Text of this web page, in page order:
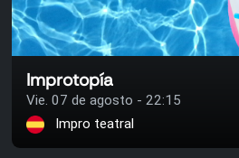
Improtopía
Vie. 07 de agosto - 22:15
Impro teatral